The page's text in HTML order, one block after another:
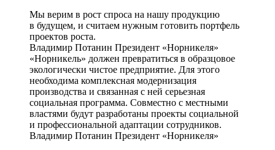
Мы верим в рост спроса на нашу продукцию
в будущем, и считаем нужным готовить портфель
проектов роста.
Владимир Потанин Президент «Норникеля»
«Норникель» должен превратиться в образцовое
экологически чистое предприятие. Для этого
необходима комплексная модернизация
производства и связанная с ней серьезная
социальная программа. Совместно с местными
властями будут разработаны проекты социальной
и профессиональной адаптации сотрудников.
Владимир Потанин Президент «Норникеля»